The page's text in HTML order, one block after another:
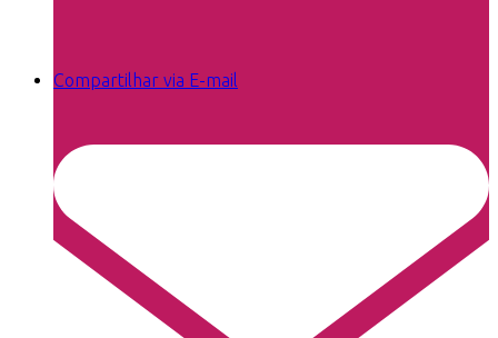
Compartilhar via E-mail